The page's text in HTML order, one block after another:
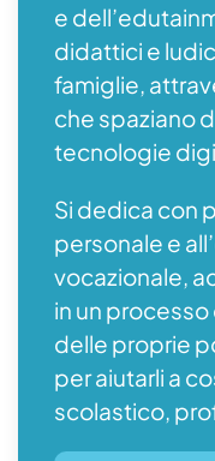
e
didattici e
famiglie,
che spaziano
tecnologie
Si dedica con
personale e
vocazionale,
in un
delle proprie
per aiutarli a
scolastico,